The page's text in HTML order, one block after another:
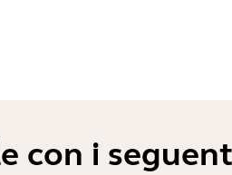
con i